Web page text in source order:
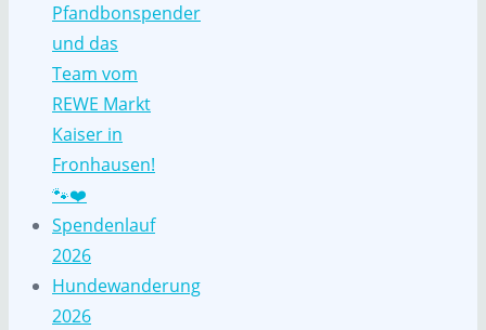
Pfandbonspender
und das
Team vom
REWE Markt
Kaiser in
Fronhausen!
🐾❤️
Spendenlauf
2026
Hundewanderung
2026